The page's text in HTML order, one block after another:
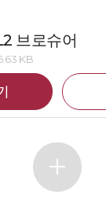
브로슈어
KB